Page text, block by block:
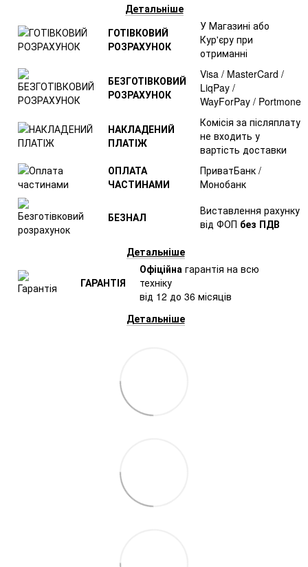
Детальніше
ГОТІВКОВИЙ
РОЗРАХУНОК
У Магазині або
Кур'єру при
отриманні
БЕЗГОТІВКОВИЙ
РОЗРАХУНОК
Visa / MasterCard /
LiqPay /
WayForPay / Portmone
НАКЛАДЕНИЙ
ПЛАТІЖ
Комісія за післяплату
не входить у
вартість доставки
ОПЛАТА
ЧАСТИНАМИ
ПриватБанк /
Монобанк
БЕЗНАЛ
Виставлення рахунку
від ФОП без ПДВ
Детальніше
ГАРАНТІЯ
Офіційна гарантія на всю
техніку
від 12 до 36 місяців
Детальніше